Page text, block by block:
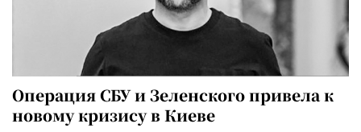
Операция СБУ и Зеленского привела к
новому кризису в Киеве